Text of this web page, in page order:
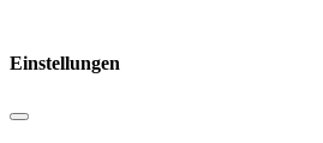
Einstellungen